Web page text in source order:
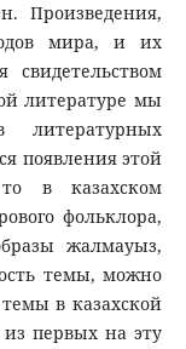
Произведения,
мира, и их
литературе мы
появления этой
в казахском
фольклора,
жалмауыз,
темы, можно
в казахской
первых на эту